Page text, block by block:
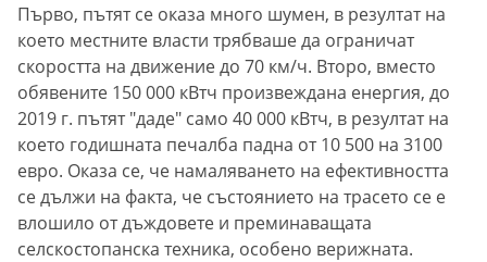
Първо, пътят се оказа много шумен, в резултат на
което местните власти трябваше да ограничат
скоростта на движение до 70 км/ч. Второ, вместо
обявените 150 000 кВтч произвеждана енергия, до
2019 г. пътят "даде" само 40 000 кВтч, в резултат на
което годишната печалба падна от 10 500 на 3100
евро. Оказа се, че намаляването на ефективността
се дължи на факта, че състоянието на трасето се е
влошило от дъждовете и преминаващата
селскостопанска техника, особено верижната.